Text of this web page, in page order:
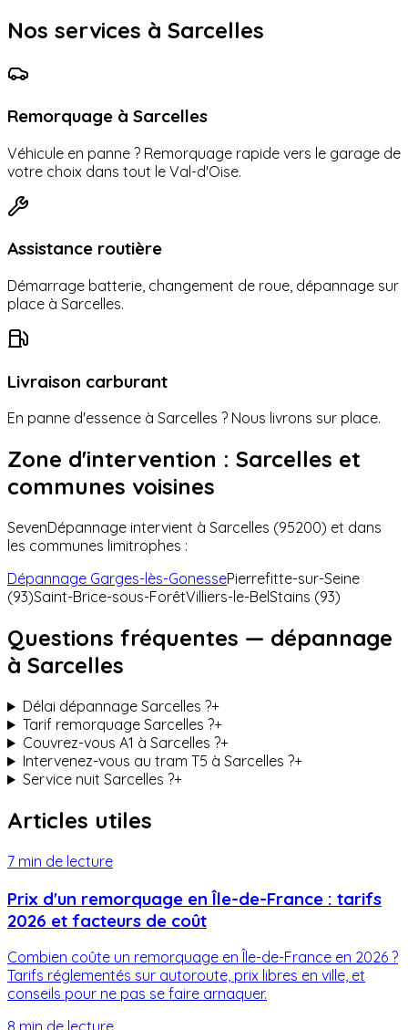
Nos services à Sarcelles
Remorquage à Sarcelles
Véhicule en panne ? Remorquage rapide vers le garage de
votre choix dans tout le Val-d'Oise.
Assistance routière
Démarrage batterie, changement de roue, dépannage sur
place à Sarcelles.
Livraison carburant
En panne d'essence à Sarcelles ? Nous livrons sur place.
Zone d'intervention : Sarcelles et
communes voisines
SevenDépannage intervient à Sarcelles (95200) et dans
les communes limitrophes :
Dépannage Garges-lès-GonessePierrefitte-sur-Seine
(93)Saint-Brice-sous-ForêtVilliers-le-BelStains (93)
Questions fréquentes — dépannage
à Sarcelles
Délai dépannage Sarcelles ?+
Tarif remorquage Sarcelles ?+
Couvrez-vous A1 à Sarcelles ?+
Intervenez-vous au tram T5 à Sarcelles ?+
Service nuit Sarcelles ?+
Articles utiles
7 min de lecture
Prix d'un remorquage en Île-de-France : tarifs
2026 et facteurs de coût
Combien coûte un remorquage en Île-de-France en 2026 ?
Tarifs réglementés sur autoroute, prix libres en ville, et
conseils pour ne pas se faire arnaquer.